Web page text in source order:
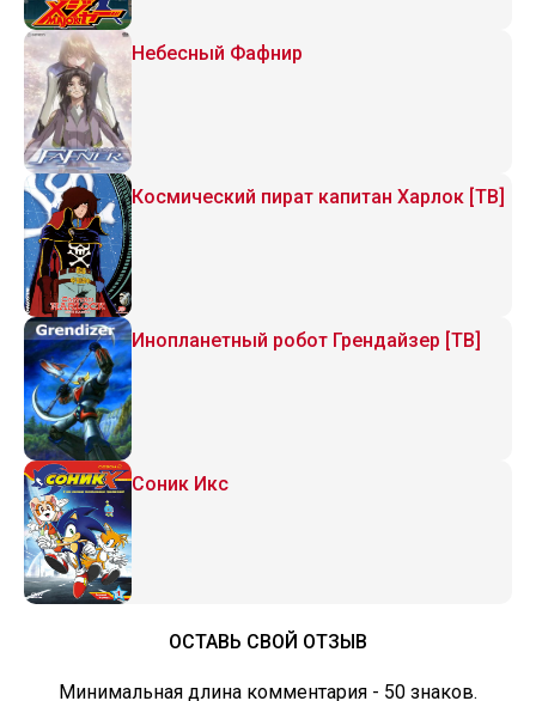
Небесный Фафнир
Космический пират капитан Харлок [ТВ]
Инопланетный робот Грендайзер [ТВ]
Соник Икс
ОСТАВЬ СВОЙ ОТЗЫВ
Минимальная длина комментария - 50 знаков.